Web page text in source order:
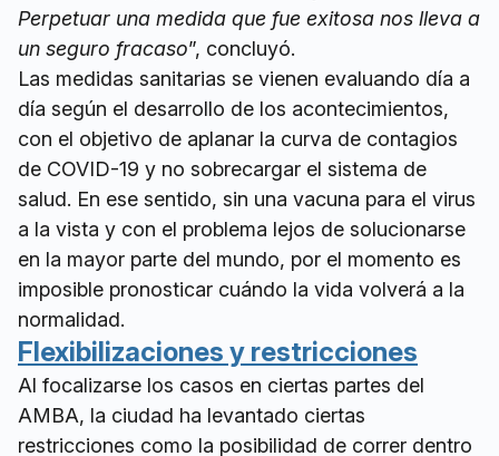
Perpetuar una medida que fue exitosa nos lleva a
un seguro fracaso”, concluyó.
Las medidas sanitarias se vienen evaluando día a
día según el desarrollo de los acontecimientos,
con el objetivo de aplanar la curva de contagios
de COVID-19 y no sobrecargar el sistema de
salud. En ese sentido, sin una vacuna para el virus
a la vista y con el problema lejos de solucionarse
en la mayor parte del mundo, por el momento es
imposible pronosticar cuándo la vida volverá a la
normalidad.
Flexibilizaciones y restricciones
Al focalizarse los casos en ciertas partes del
AMBA, la ciudad ha levantado ciertas
restricciones como la posibilidad de correr dentro